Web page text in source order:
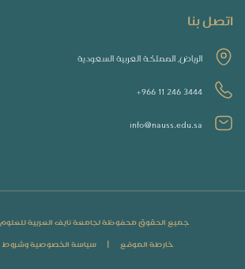
اتصل بنا
الرياض, المملكة العربية السعودية
+966 11 246 3444
info@nauss.edu.sa
جميع الحقوق محفوظة لجامعة نايف العربية للعلوم
خارطة الموقع سياسة الخصوصية وشروط